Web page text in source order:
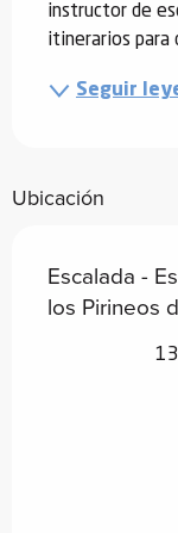
instructor de
itinerarios para
Seguir
Ubicación
Escalada -
los Pirineos